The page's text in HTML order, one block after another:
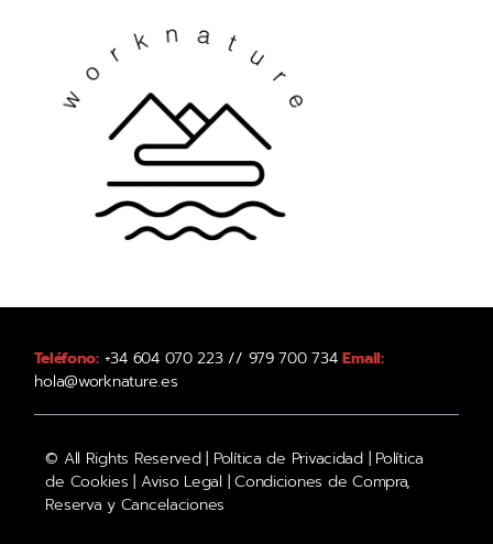
Teléfono: +34 604 070 223 // 979 700 734Email:
hola@worknature.es
© All Rights Reserved | Política de Privacidad| Política
de Cookies | Aviso Legal |Condiciones de Compra,
Reserva y Cancelaciones